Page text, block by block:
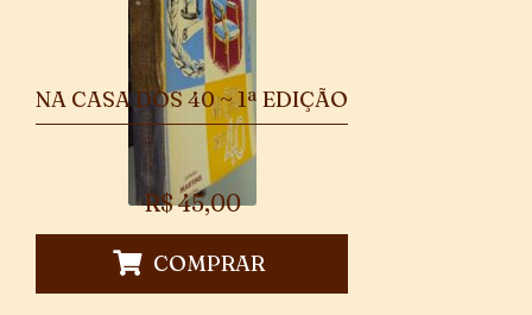
NA CASA DOS 40 ~ 1ª EDIÇÃO
R$45,00
COMPRAR